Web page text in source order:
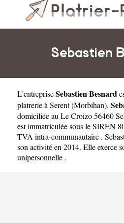
Sebastien
L'entrepriseSebastien Besnard
platrerie à Serent(Morbihan).
domiciliée au Le Croizo 56460
est immatriculée sous le SIREN
TVA intra-communautaire .
son activité en 2014. Elle exerce
unipersonnelle .